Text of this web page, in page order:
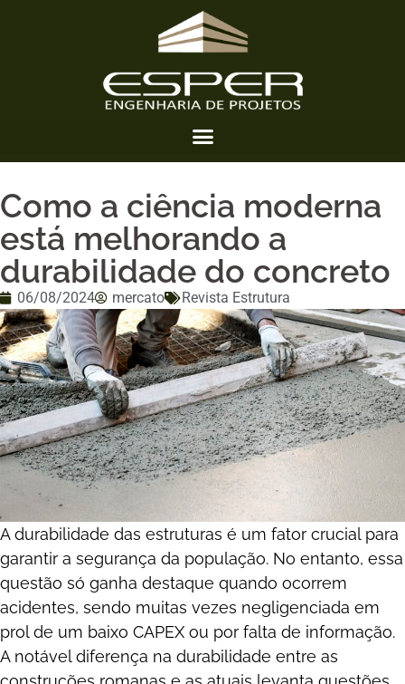
Como a ciência moderna
está melhorando a
durabilidade do concreto
06/08/2024 mercato Revista Estrutura
A durabilidade das estruturas é um fator crucial para
garantir a segurança da população. No entanto, essa
questão só ganha destaque quando ocorrem
acidentes, sendo muitas vezes negligenciada em
prol de um baixo CAPEX ou por falta de informação.
A notável diferença na durabilidade entre as